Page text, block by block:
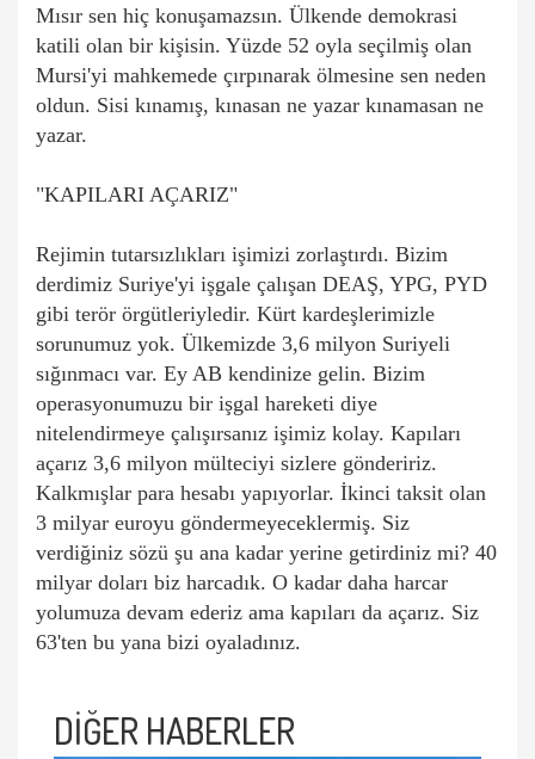
Mısır sen hiç konuşamazsın. Ülkende demokrasi
katili olan bir kişisin. Yüzde 52 oyla seçilmiş olan
Mursi'yi mahkemede çırpınarak ölmesine sen neden
oldun. Sisi kınamış, kınasan ne yazar kınamasan ne
yazar.
"KAPILARI AÇARIZ"
Rejimin tutarsızlıkları işimizi zorlaştırdı. Bizim
derdimiz Suriye'yi işgale çalışan DEAŞ, YPG, PYD
gibi terör örgütleriyledir. Kürt kardeşlerimizle
sorunumuz yok. Ülkemizde 3,6 milyon Suriyeli
sığınmacı var. Ey AB kendinize gelin. Bizim
operasyonumuzu bir işgal hareketi diye
nitelendirmeye çalışırsanız işimiz kolay. Kapıları
açarız 3,6 milyon mülteciyi sizlere göndeririz.
Kalkmışlar para hesabı yapıyorlar. İkinci taksit olan
3 milyar euroyu göndermeyeceklermiş. Siz
verdiğiniz sözü şu ana kadar yerine getirdiniz mi? 40
milyar doları biz harcadık. O kadar daha harcar
yolumuza devam ederiz ama kapıları da açarız. Siz
63'ten bu yana bizi oyaladınız.
DİĞER HABERLER